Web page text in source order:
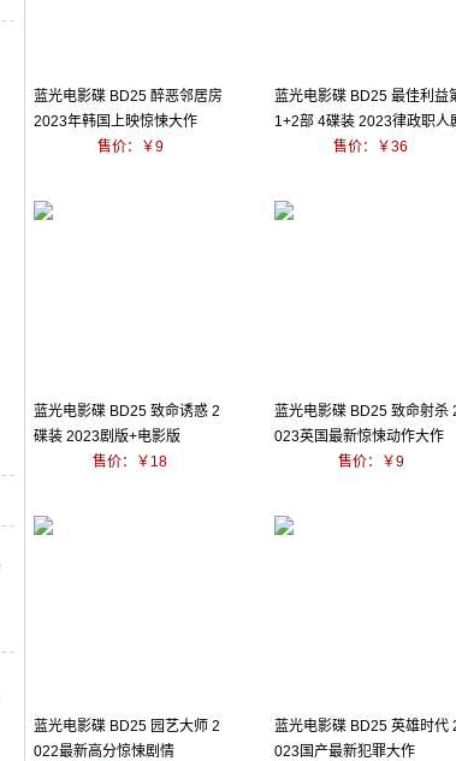
蓝光电影碟 BD25 醉恶邻居房
2023年韩国上映惊悚大作
售价：￥9
蓝光电影碟 BD25 最佳利益
1+2部 4碟装 2023律政职人
售价：￥36
蓝光电影碟 BD25 致命诱惑 2
碟装 2023剧版+电影版
售价：￥18
蓝光电影碟 BD25 致命射杀
023英国最新惊悚动作大作
售价：￥9
蓝光电影碟 BD25 园艺大师 2
022最新高分惊悚剧情
蓝光电影碟 BD25 英雄时代
023国产最新犯罪大作